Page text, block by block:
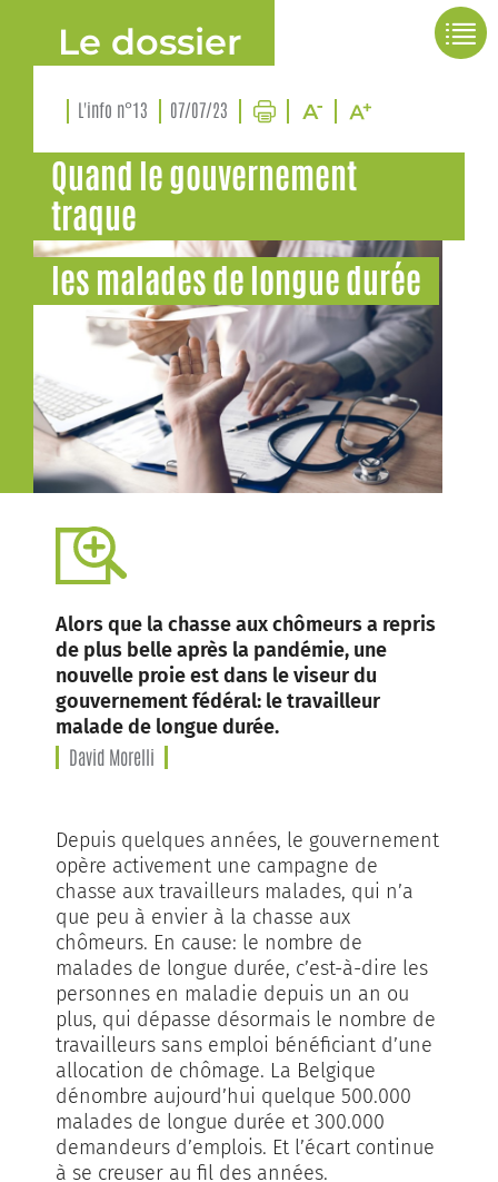
Le dossier
L'info n°13 07/07/23
Quand le gouvernement
traque
les malades de longue durée
Alors que la chasse aux chômeurs a repris
de plus belle après la pandémie, une
nouvelle proie est dans le viseur du
gouvernement fédéral: le travailleur
malade de longue durée.
David Morelli
Depuis quelques années, le gouvernement
opère activement une campagne de
chasse aux travailleurs malades, qui n’a
que peu à envier à la chasse aux
chômeurs. En cause: le nombre de
malades de longue durée, c’est-à-dire les
personnes en maladie depuis un an ou
plus, qui dépasse désormais le nombre de
travailleurs sans emploi bénéficiant d’une
allocation de chômage. La Belgique
dénombre aujourd’hui quelque 500.000
malades de longue durée et 300.000
demandeurs d’emplois. Et l’écart continue
à se creuser au fil des années.